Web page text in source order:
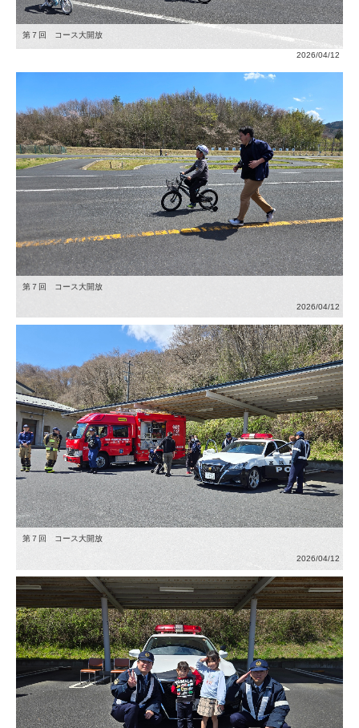
第７回 コース大開放
2026/04/12
第７回 コース大開放
2026/04/12
第７回 コース大開放
2026/04/12